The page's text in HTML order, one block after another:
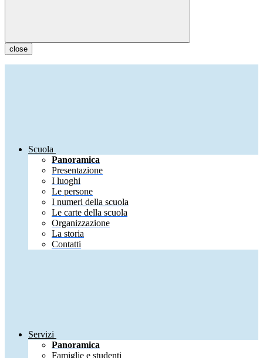
close
Scuola
Panoramica
Presentazione
I luoghi
Le persone
I numeri della scuola
Le carte della scuola
Organizzazione
La storia
Contatti
Servizi
Panoramica
Famiglie e studenti